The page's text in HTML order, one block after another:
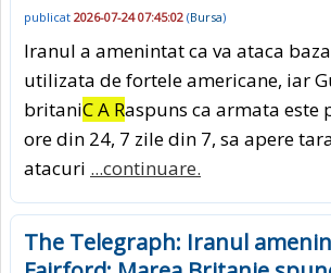
publicat 2026-07-24 07:45:02 (Bursa)
Iranul a amenintat ca va ataca
utilizata de fortele americane, iar
britaniC A Raspuns ca armata este
ore din 24, 7 zile din 7, sa apere
atacuri ...continuare.
The Telegraph: Iranul